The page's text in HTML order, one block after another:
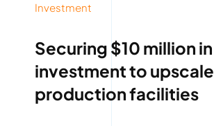
Investment
Securing $10 million in
investment to upscale
production facilities